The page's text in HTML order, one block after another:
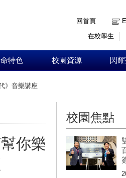
回首頁
在校學生
特色 校園資源 閃
》音樂講座
你樂
校園焦點